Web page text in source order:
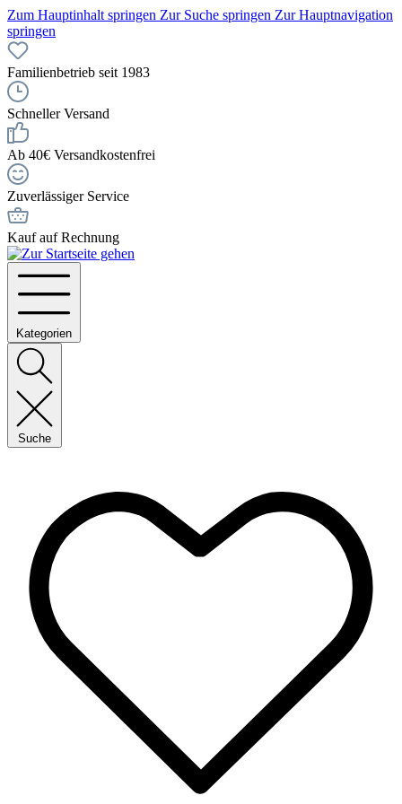
Zum Hauptinhalt springen Zur Suche springen Zur Hauptnavigation
springen
Familienbetrieb seit 1983
Schneller Versand
Ab 40€ Versandkostenfrei
Zuverlässiger Service
Kauf auf Rechnung
Kategorien
Suche